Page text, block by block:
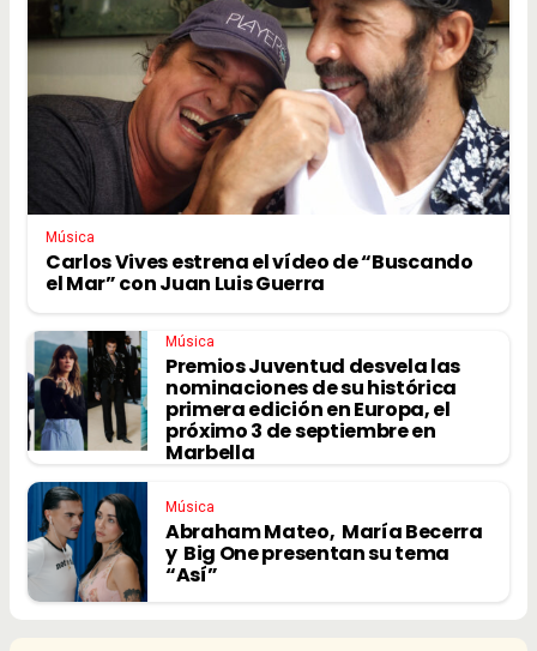
Música
Carlos Vives estrena el vídeo de “Buscando
el Mar” con Juan Luis Guerra
Música
Premios Juventud desvela las
nominaciones de su histórica
primera edición en Europa, el
próximo 3 de septiembre en
Marbella
Música
Abraham Mateo, María Becerra
y Big One presentan su tema
“Así”